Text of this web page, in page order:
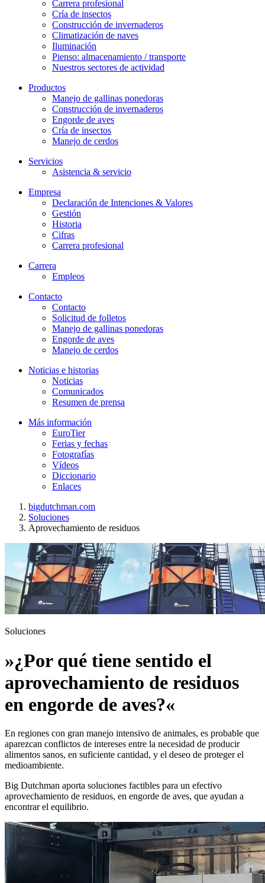
Carrera profesional
Cría de insectos
Construcción de invernaderos
Climatización de naves
Iluminación
Pienso: almacenamiento / transporte
Nuestros sectores de actividad
Productos
Manejo de gallinas ponedoras
Construcción de invernaderos
Engorde de aves
Cría de insectos
Manejo de cerdos
Servicios
Asistencia & servicio
Empresa
Declaración de Intenciones & Valores
Gestión
Historia
Cifras
Carrera profesional
Carrera
Empleos
Contacto
Contacto
Solicitud de folletos
Manejo de gallinas ponedoras
Engorde de aves
Manejo de cerdos
Noticias e historias
Noticias
Comunicados
Resumen de prensa
Más información
EuroTier
Ferias y fechas
Fotografías
Vídeos
Diccionario
Enlaces
bigdutchman.com
Soluciones
Aprovechamiento de residuos
Soluciones
»¿Por qué tiene sentido el
aprovechamiento de residuos
en engorde de aves?«
En regiones con gran manejo intensivo de animales, es probable que
aparezcan conflictos de intereses entre la necesidad de producir
alimentos sanos, en suficiente cantidad, y el deseo de proteger el
medioambiente.
Big Dutchman aporta soluciones factibles para un efectivo
aprovechamiento de residuos, en engorde de aves, que ayudan a
encontrar el equilibrio.